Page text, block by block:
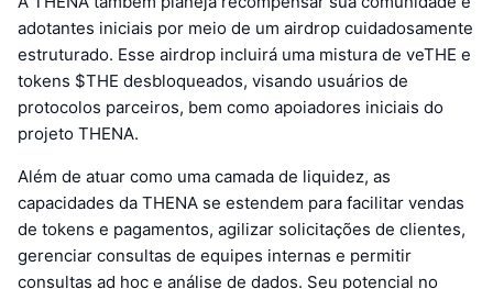
adotantes iniciais por meio de um airdrop cuidadosamente
estruturado. Esse airdrop incluirá uma mistura de veTHE e
tokens $THE desbloqueados, visando usuários de
protocolos parceiros, bem como apoiadores iniciais do
projeto THENA.
Além de atuar como uma camada de liquidez, as
capacidades da THENA se estendem para facilitar vendas
de tokens e pagamentos, agilizar solicitações de clientes,
gerenciar consultas de equipes internas e permitir
consultas ad hoc e análise de dados. Seu potencial no